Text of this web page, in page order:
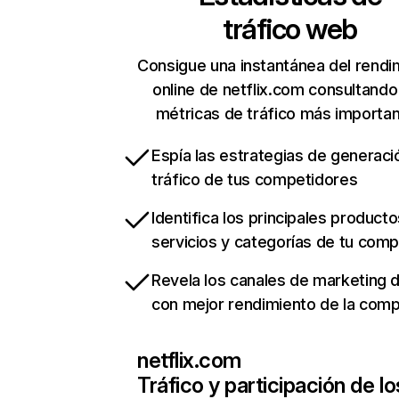
tráfico web
Consigue una instantánea del
online de netflix.com
métricas de tráfico más
Espía las estrategias de
tráfico de tus competidores
Identifica los principales
servicios y categorías de tu
Revela los canales de marketing
con mejor rendimiento de la
netflix.com
Tráfico y participación de